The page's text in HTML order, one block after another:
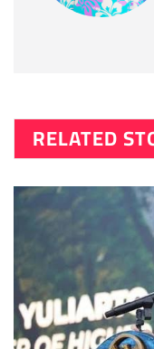
RELATED